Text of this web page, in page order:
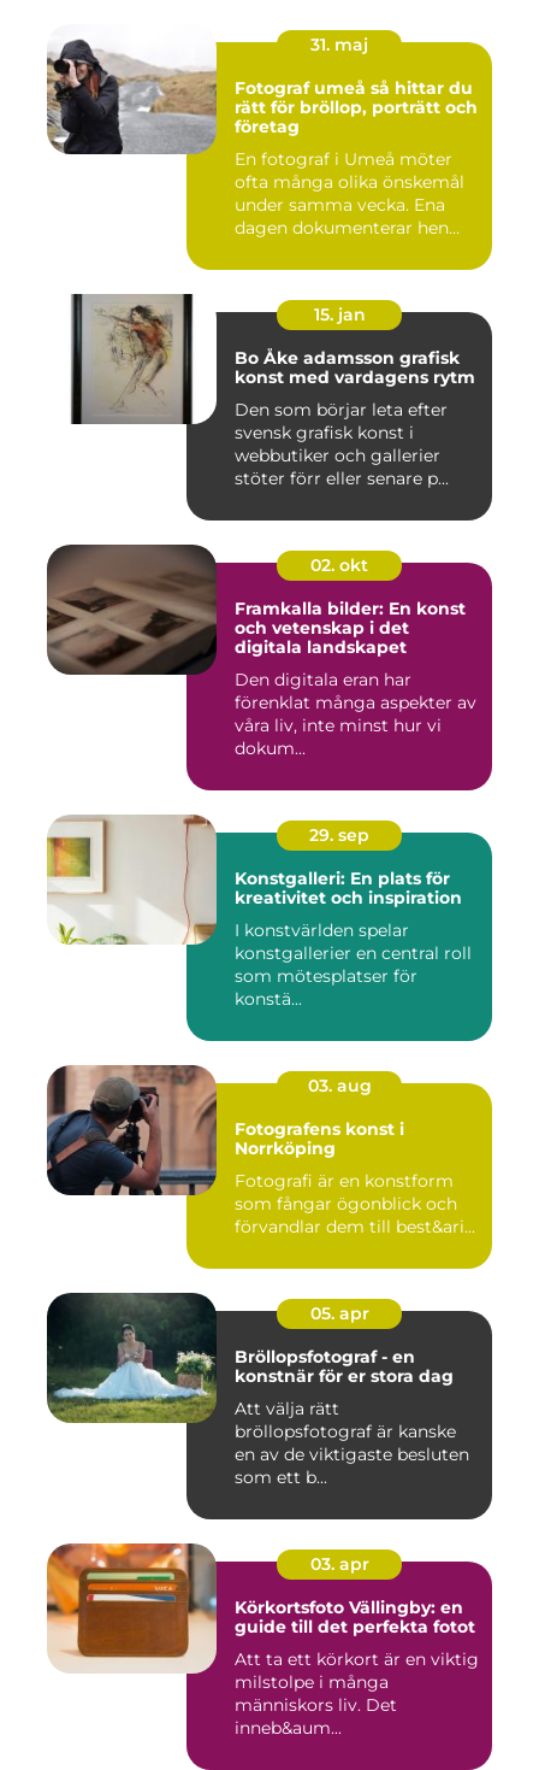
31. maj
Fotograf umeå så hittar du
rätt för bröllop, porträtt och
företag
En fotograf i Umeå möter
ofta många olika önskemål
under samma vecka. Ena
dagen dokumenterar hen
15. jan
Bo Åke adamsson grafisk
konst med vardagens rytm
Den som börjar leta efter
svensk grafisk konst i
webbutiker och gallerier
stöter förr eller senare p...
02. okt
Framkalla bilder: En konst
och vetenskap i det
digitala landskapet
Den digitala eran har
förenklat många aspekter av
våra liv, inte minst hur vi
dokum...
29. sep
Konstgalleri: En plats för
kreativitet och inspiration
I konstvärlden spelar
konstgallerier en central roll
som mötesplatser för
konstä...
03. aug
Fotografens konst i
Norrköping
Fotografi är en konstform
som fångar ögonblick och
förvandlar dem till best&ari...
05. apr
Bröllopsfotograf - en
konstnär för er stora dag
Att välja rätt
bröllopsfotograf är kanske
en av de viktigaste besluten
som ett b...
03. apr
Körkortsfoto Vällingby: en
guide till det perfekta fotot
Att ta ett körkort är en viktig
milstolpe i många
människors liv. Det
inneb&aum...